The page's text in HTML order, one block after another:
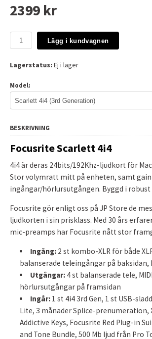
2399 kr
Lägg i kundvagnen
Lagerstatus: Ej i lager
Model:
BESKRIVNING
Focusrite Scarlett 4i4
4i4 är deras 24bits/192Khz-ljudkort för
Stor volymratt mitt på enheten, samt
ingångar/hörlursutgången. Byggd i
Focusrite gör enligt oss på JP Store de
ljudkorten i sin prisklass. Med 30 års
mic-preamps har Focusrite nått stor
Ingång: 2 st kombo-XLR för både
balanserade teleingångar på baksidan,
Utgångar: 4 st balanserade tele,
hörlursutgångar på framsidan
Ingår: 1 st 4i4 3rd Gen, 1 st USB-
Lite, 3 månader Splice-prenumeration,
Addictive Keys, Focusrite Red Plug-in
and Tone Bundle, 500 Mb ljud från Pro